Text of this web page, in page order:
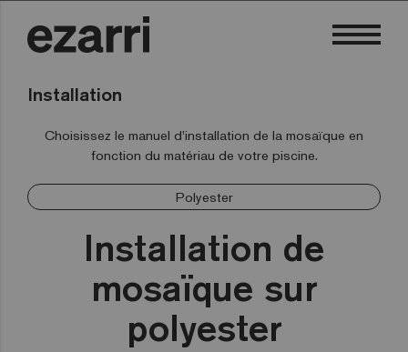
Installation
Choisissez le manuel d'installation de la mosaïque en
fonction du matériau de votre piscine.
Polyester
Installation de
mosaïque sur
polyester